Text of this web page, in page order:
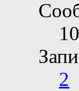
2